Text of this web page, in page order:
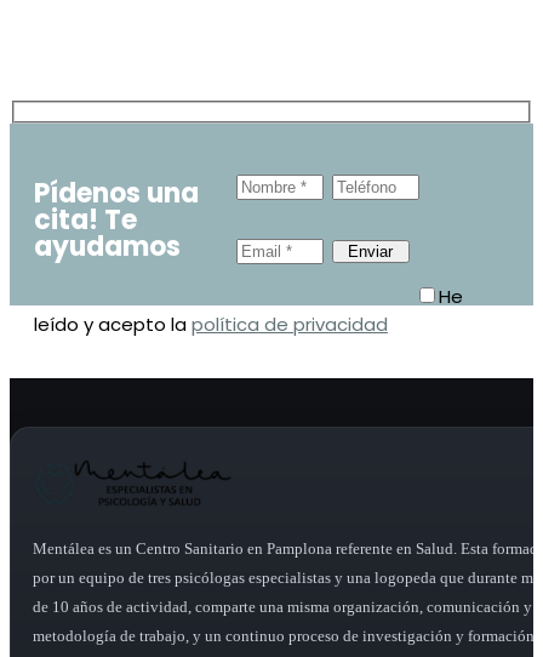
Pídenos una
cita! Te
ayudamos
He
leído y acepto lapolítica de privacidad
Mentálea es un Centro Sanitario en Pamplona referente en Salud. Esta
por un equipo de tres psicólogas especialistas y una logopeda que durante
de 10 años de actividad, comparte una misma organización, comunicación y
metodología de trabajo, y un continuo proceso de investigación y formación.